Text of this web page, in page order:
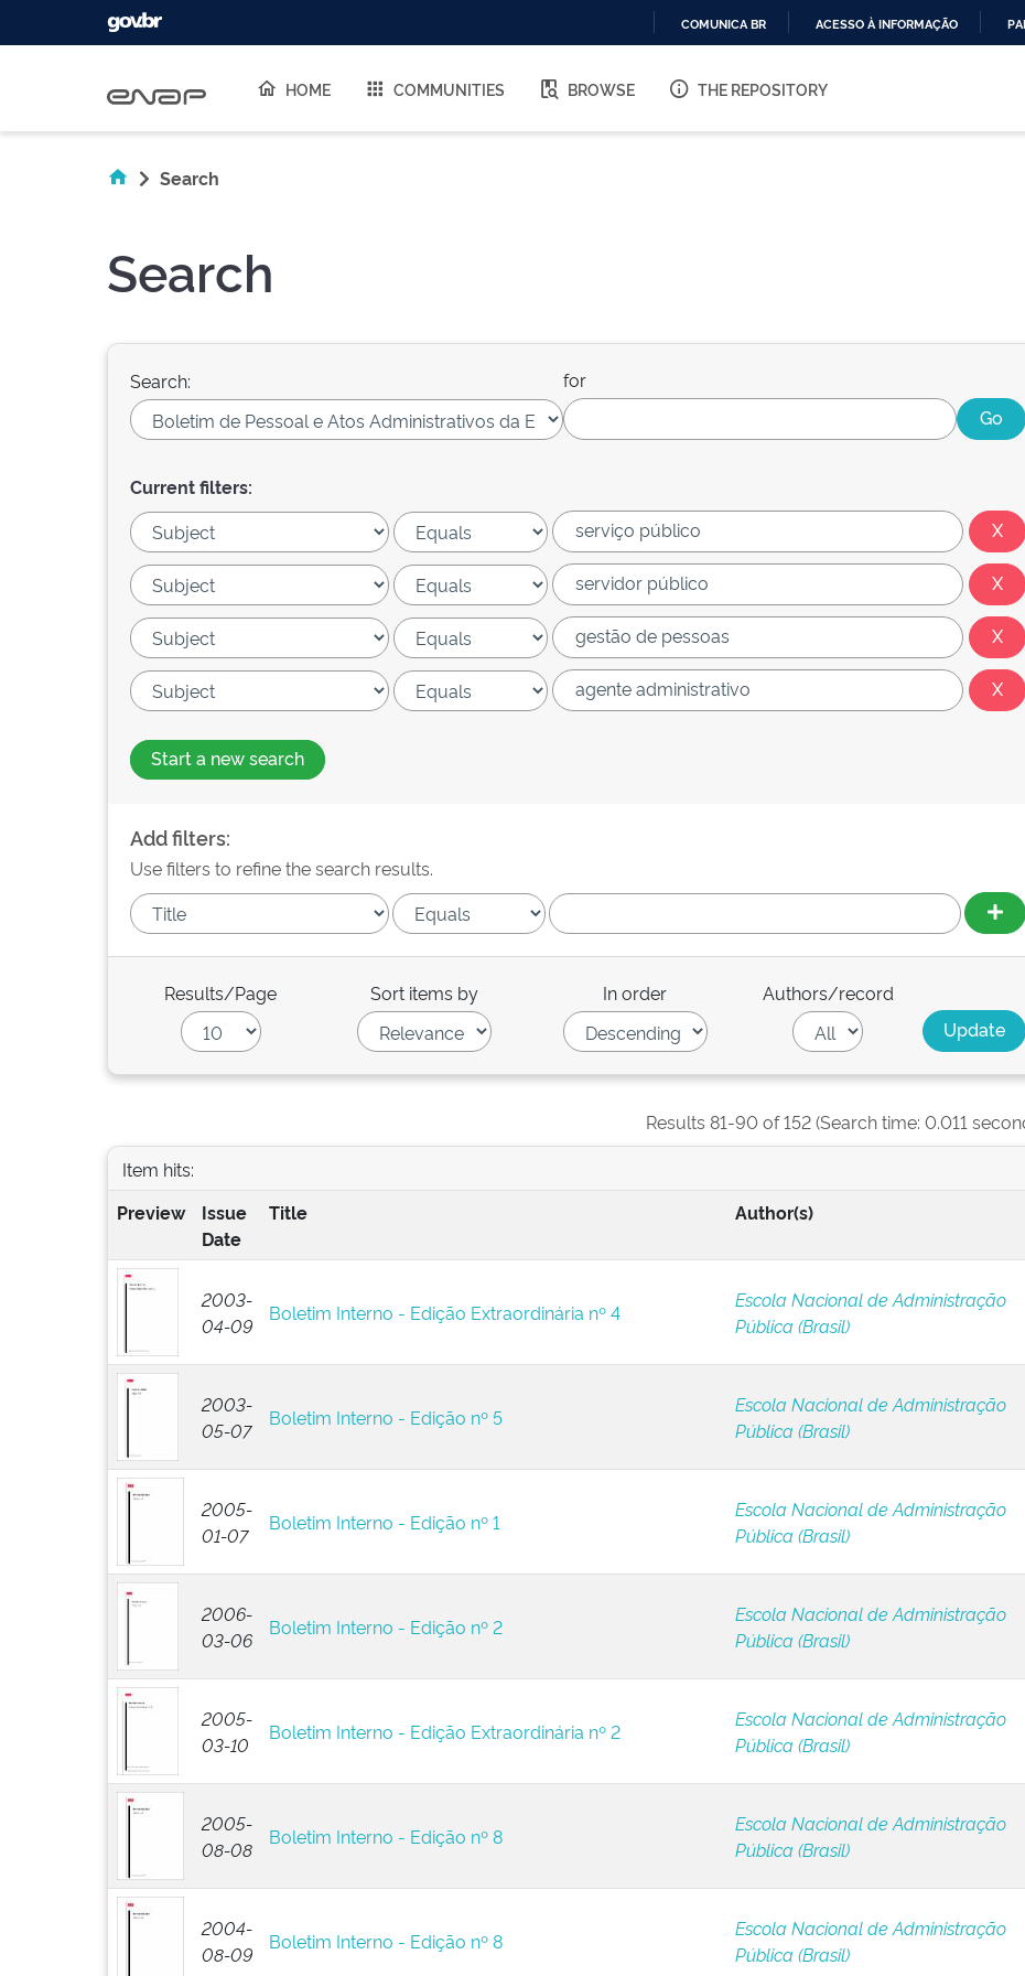
O
COMUNICA BR ACESSO À INFORMAÇÃO
HOME COMMUNITIES BROWSE THE REPOSITORY
Search
Search
Search: for
Current filters:
Start a new search
Add filters:
Use filters to refine the search results.
Results/Page Sort items by In order Authors/record
Results 81-90 of 152 (Search time: 0.011
Item hits:
Preview
Issue
Date
Title Author(s)
2003-
04-09
Boletim Interno - Edição Extraordinária nº 4
Escola Nacional de Administração
Pública (Brasil)
2003-
05-07
Boletim Interno - Edição nº 5
Escola Nacional de Administração
Pública (Brasil)
2005-
01-07
Boletim Interno - Edição nº 1
Escola Nacional de Administração
Pública (Brasil)
2006-
03-06
Boletim Interno - Edição nº 2
Escola Nacional de Administração
Pública (Brasil)
2005-
03-10
Boletim Interno - Edição Extraordinária nº 2
Escola Nacional de Administração
Pública (Brasil)
2005-
08-08
Boletim Interno - Edição nº 8
Escola Nacional de Administração
Pública (Brasil)
2004-
08-09
Boletim Interno - Edição nº 8
Escola Nacional de Administração
Pública (Brasil)